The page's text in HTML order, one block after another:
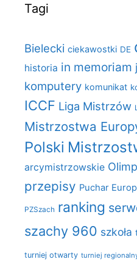
Tagi
Bielecki ciekawostki DE
historia in memoriam
komputery komunikat
ICCF Liga Mistrzów
Mistrzostwa
Polski
arcymistrzowskie
przepisy Puchar
PZSzach ranking
szachy 960 szkoła
turniej otwarty turniej